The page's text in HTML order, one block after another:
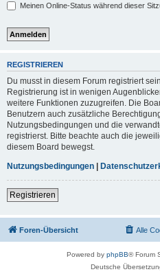
Meinen Online-Status während dieser
REGISTRIEREN
Du musst in diesem Forum registriert
Registrierung ist in wenigen
weitere Funktionen zuzugreifen. Die
Benutzern auch zusätzliche
Nutzungsbedingungen und die
registrierst. Bitte beachte auch die
diesem Board bewegst.
Nutzungsbedingungen |
Registrieren
Foren-Übersicht Alle
Powered by phpBB® Forum
Deutsche